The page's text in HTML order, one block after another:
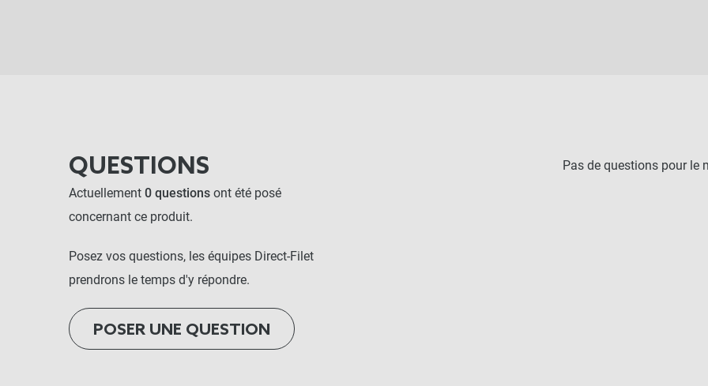
QUESTIONS
Actuellement 0 questions ont été posé
concernant ce produit.
Posez vos questions, les équipes Direct-Filet
prendrons le temps d'y répondre.
POSER UNE QUESTION
Pas de questions pour le